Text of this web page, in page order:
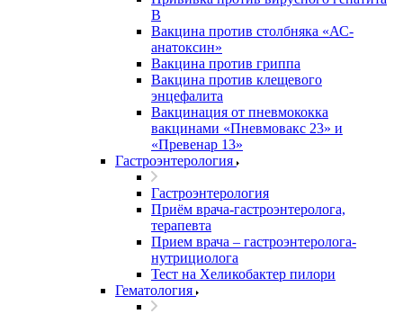
В
Вакцина против столбняка «АС-
анатоксин»
Вакцина против гриппа
Вакцина против клещевого
энцефалита
Вакцинация от пневмококка
вакцинами «Пневмовакс 23» и
«Превенар 13»
Гастроэнтерология
Гастроэнтерология
Приём врача-гастроэнтеролога,
терапевта
Прием врача – гастроэнтеролога-
нутрициолога
Тест на Хеликобактер пилори
Гематология